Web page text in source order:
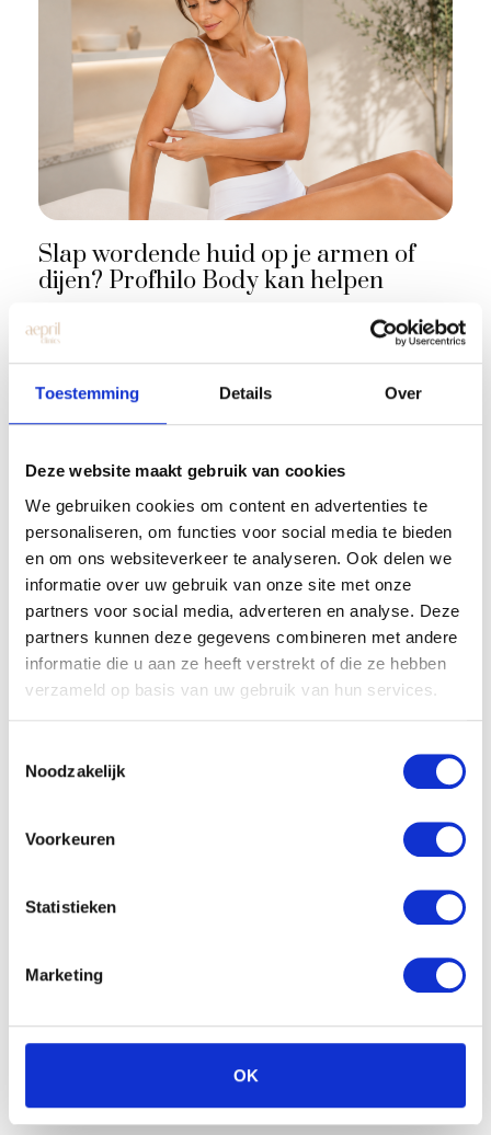
Toestemming Details Over
Deze website maakt gebruik van cookies
We gebruiken cookies om content en advertenties te
personaliseren, om functies voor social media te bieden
en om ons websiteverkeer te analyseren. Ook delen we
informatie over uw gebruik van onze site met onze
partners voor social media, adverteren en analyse. Deze
partners kunnen deze gegevens combineren met andere
informatie die u aan ze heeft verstrekt of die ze hebben
verzameld op basis van uw gebruik van hun services.
Noodzakelijk
Voorkeuren
Statistieken
Marketing
OK
Slap wordende huid op je armen of
dijen? Profhilo Body kan helpen
Restylane Vital: voor diepgaande